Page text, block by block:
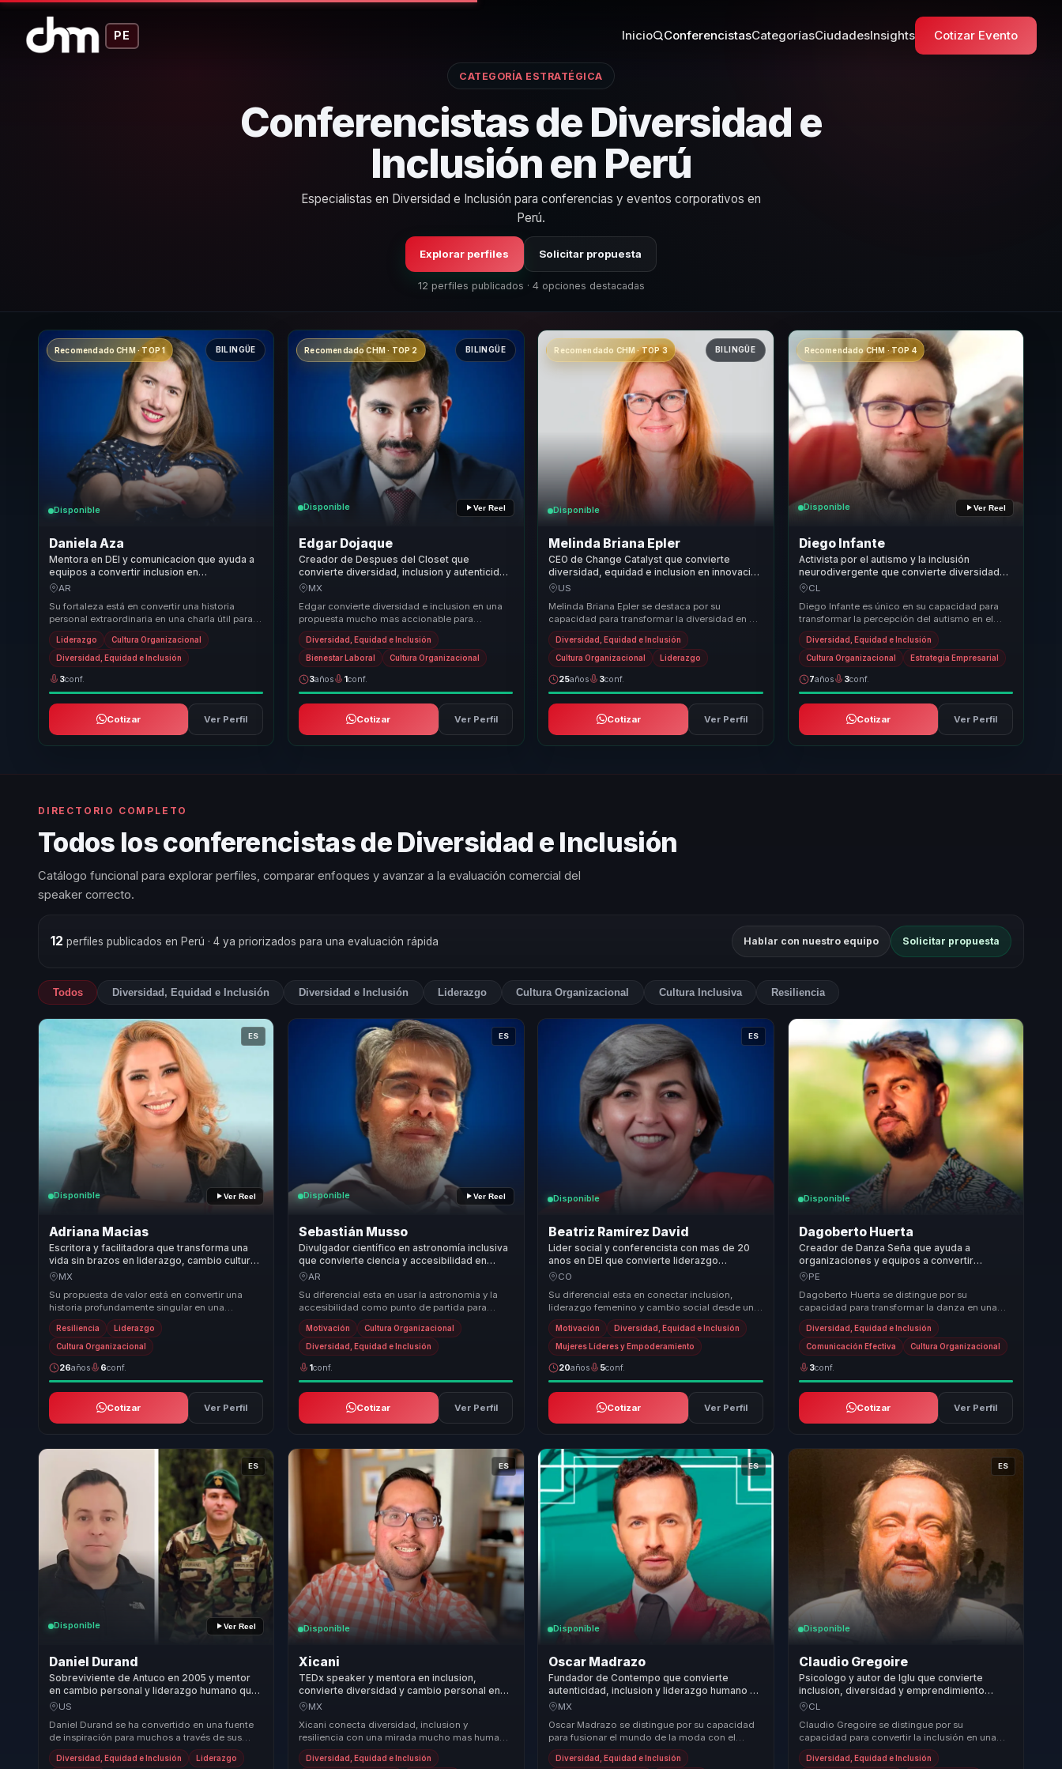
PE Inicio ConferencistasCategoríasCiudadesInsights Cotizar Evento
CATEGORÍA ESTRATÉGICA
Conferencistas de Diversidad e
Inclusión en Perú
Especialistas en Diversidad e Inclusión para conferencias y eventos corporativos en
Perú.
Explorar perfiles Solicitar propuesta
12 perfiles publicados · 4 opciones destacadas
Recomendado CHM · TOP 1 BILINGÜE
Disponible
Daniela Aza
Mentora en DEI y comunicacion que ayuda a
equipos a convertir inclusion en
participacion, respeto y cultura
AR
Su fortaleza está en convertir una historia
personal extraordinaria en una charla útil para
cultura, inclusión y cambio de mirada. No hab...
Liderazgo Cultura Organizacional
Diversidad, Equidad e Inclusión
3conf.
Cotizar Ver Perfil
Recomendado CHM · TOP 2 BILINGÜE
Disponible Ver Reel
Edgar Dojaque
Creador de Despues del Closet que
convierte diversidad, inclusion y autenticidad
en cohesion para lideres y equipos de
MX
Edgar convierte diversidad e inclusion en una
propuesta mucho mas accionable para
empresas que buscan pertenencia real,
conversaciones ma...
Diversidad, Equidad e Inclusión
Bienestar Laboral Cultura Organizacional
3años 1conf.
Cotizar Ver Perfil
Recomendado CHM · TOP 3 BILINGÜE
Disponible
Melinda Briana Epler
CEO de Change Catalyst que convierte
diversidad, equidad e inclusion en innovacion
y pertenencia para empresas y equipos.
US
Melinda Briana Epler se destaca por su
capacidad para transformar la diversidad en un
motor de innovación dentro de las
organizaciones. S...
Diversidad, Equidad e Inclusión
Cultura Organizacional Liderazgo
25años 3conf.
Cotizar Ver Perfil
Recomendado CHM · TOP 4
Disponible Ver Reel
Diego Infante
Activista por el autismo y la inclusión
neurodivergente que convierte diversidad
en cultura inclusiva para líderes y empresas.
CL
Diego Infante es único en su capacidad para
transformar la percepción del autismo en el
entorno laboral. A través de sus charlas, ofrece
...
Diversidad, Equidad e Inclusión
Cultura Organizacional Estrategia Empresarial
7años 3conf.
Cotizar Ver Perfil
DIRECTORIO COMPLETO
Todos los conferencistas de Diversidad e Inclusión
Catálogo funcional para explorar perfiles, comparar enfoques y avanzar a la evaluación comercial del
speaker correcto.
12 perfiles publicados en Perú · 4 ya priorizados para una evaluación rápida Hablar con nuestro equipo Solicitar propuesta
Todos Diversidad, Equidad e Inclusión Diversidad e Inclusión Liderazgo Cultura Organizacional Cultura Inclusiva Resiliencia
ES
Disponible Ver Reel
Adriana Macias
Escritora y facilitadora que transforma una
vida sin brazos en liderazgo, cambio cultural
y fuerza frente a límites reales.
MX
Su propuesta de valor está en convertir una
historia profundamente singular en una
intervención útil para organizaciones. Adriana
traduce...
Resiliencia Liderazgo
Cultura Organizacional
26años 6conf.
Cotizar Ver Perfil
ES
Disponible Ver Reel
Sebastián Musso
Divulgador científico en astronomía inclusiva
que convierte ciencia y accesibilidad en
participación e innovación para
AR
Su diferencial esta en usar la astronomia y la
accesibilidad como punto de partida para
conversaciones utiles sobre inclusion,
superacion...
Motivación Cultura Organizacional
Diversidad, Equidad e Inclusión
1conf.
Cotizar Ver Perfil
ES
Disponible
Beatriz Ramírez David
Lider social y conferencista con mas de 20
anos en DEI que convierte liderazgo
femenino e inclusion en cohesion para
CO
Su diferencial esta en conectar inclusion,
liderazgo femenino y cambio social desde una
mirada util para organizaciones. Convierte
discur...
Motivación Diversidad, Equidad e Inclusión
Mujeres Líderes y Empoderamiento
20años 5conf.
Cotizar Ver Perfil
Disponible
Dagoberto Huerta
Creador de Danza Seña que ayuda a
organizaciones y equipos a convertir
diversidad e inclusión en comunicación,
PE
Dagoberto Huerta se distingue por su
capacidad para transformar la danza en una
poderosa herramienta de inclusión y expresión
cultural. S...
Diversidad, Equidad e Inclusión
Comunicación Efectiva Cultura Organizacional
3conf.
Cotizar Ver Perfil
ES
Disponible Ver Reel
Daniel Durand
Sobreviviente de Antuco en 2005 y mentor
en cambio personal y liderazgo humano que
construye cohesion para lideres y equipos.
US
Daniel Durand se ha convertido en una fuente
de inspiración para muchos a través de sus
charlas motivacionales. Su testimonio sobre la
tr...Diversidad, Equidad e Inclusión Liderazgo
ES
Disponible
Xicani
TEDx speaker y mentora en inclusion,
convierte diversidad y cambio personal en
cohesion para lideres, equipos y
MX
Xicani conecta diversidad, inclusion y
resiliencia con una mirada mucho mas humana
sobre cultura organizacional, ayudando a que
las empre...
Diversidad, Equidad e Inclusión
ES
Disponible
Oscar Madrazo
Fundador de Contempo que convierte
autenticidad, inclusion y liderazgo humano en
cohesion y culturas mas valientes para
MX
Oscar Madrazo se distingue por su capacidad
para fusionar el mundo de la moda con el
desarrollo personal, ofreciendo una propuesta
de val...
Diversidad, Equidad e Inclusión
ES
Disponible
Claudio Gregoire
Psicologo y autor de Iglu que convierte
inclusion, diversidad y emprendimiento
social en cohesion para lideres y
CL
Claudio Gregoire se distingue por su
capacidad para convertir la inclusión en una
ventaja competitiva real y tangible para las
organizaci...
Diversidad, Equidad e Inclusión